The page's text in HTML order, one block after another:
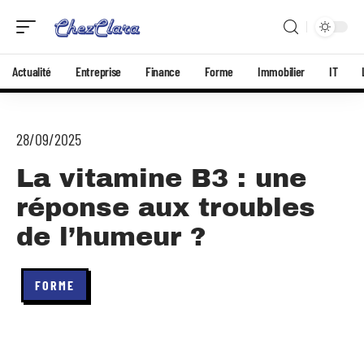
Actualité Entreprise Finance Forme Immobilier IT
28/09/2025
La vitamine B3 : une
réponse aux troubles
de l’humeur ?
FORME